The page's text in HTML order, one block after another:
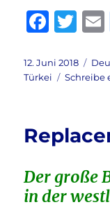
F
c
e
o
o
k
T
it
te
Veröffentlicht
am
12. Juni 2018
Türkei
Schreibe
Der große
in der